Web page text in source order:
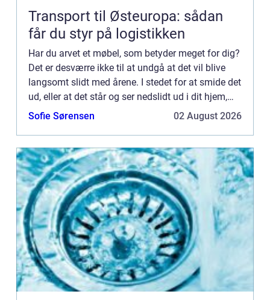
Transport til Østeuropa: sådan
får du styr på logistikken
Har du arvet et møbel, som betyder meget for dig?
Det er desværre ikke til at undgå at det vil blive
langsomt slidt med årene. I stedet for at smide det
ud, eller at det står og ser nedslidt ud i dit hjem,
kan du genopfriske det med en ombetrækning. ...
Sofie Sørensen 02 August 2026